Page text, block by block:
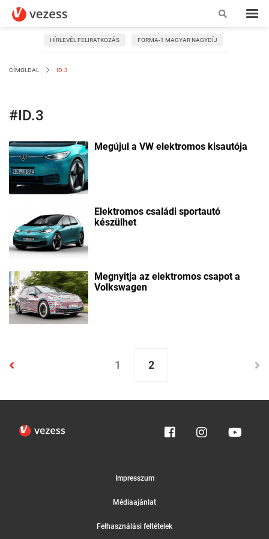
HÍRLEVÉL FELIRATKOZÁS FORMA-1 MAGYAR NAGYDÍJ
CÍMOLDAL ID.3
#ID.3
Megújul a VW elektromos kisautója
Elektromos családi sportautó
készülhet
Megnyitja az elektromos csapot a
Volkswagen
1 2
Impresszum
Médiaajánlat
Felhasználási feltételek